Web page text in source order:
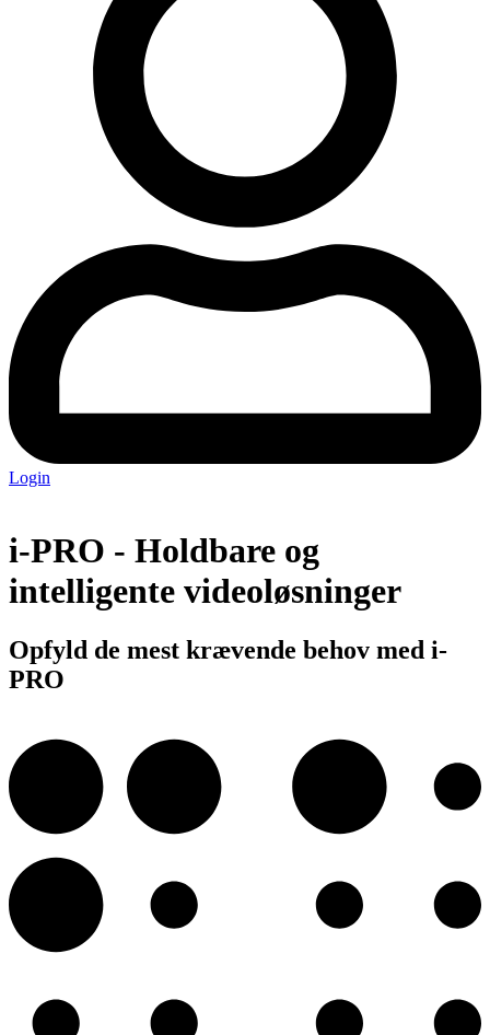
Login
i-PRO - Holdbare og
intelligente videoløsninger
Opfyld de mest krævende behov med i-
PRO